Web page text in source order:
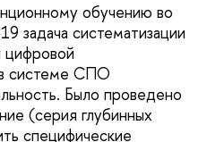
обучению во
задача систематизации
цифровой
системе СПО
Было проведено
(серия глубинных
специфические